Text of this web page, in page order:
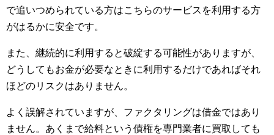
で追いつめられている方はこちらのサービスを利用する方
がはるかに安全です。
また、継続的に利用すると破綻する可能性がありますが、
どうしてもお金が必要なときに利用するだけであればそれ
ほどのリスクはありません。
よく誤解されていますが、ファクタリングは借金ではあり
ません。あくまで給料という債権を専門業者に買取しても